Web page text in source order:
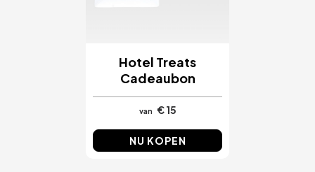
Hotel Treats
Cadeaubon
van € 15
NU KOPEN